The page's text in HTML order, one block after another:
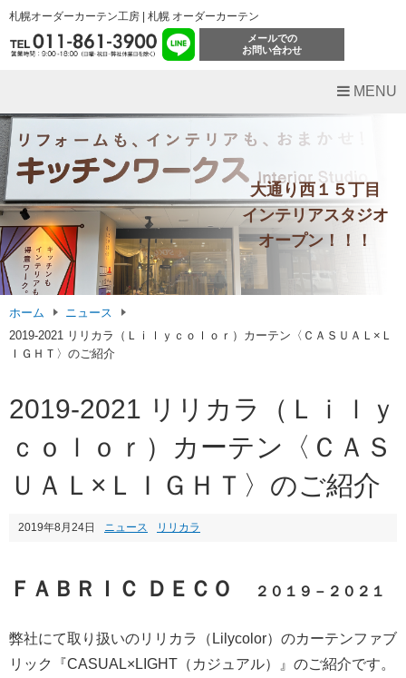
札幌オーダーカーテン工房 | 札幌 オーダーカーテン
メールでの
お問い合わせ
MENU
大通り西１５丁目
インテリアスタジオ
オープン！！！
ホーム
ニュース
2019-2021 リリカラ（Ｌｉｌｙｃｏｌｏｒ）カーテン〈ＣＡＳＵＡＬ×Ｌ
ＩＧＨＴ〉のご紹介
2019-2021 リリカラ（Ｌｉｌｙ
ｃｏｌｏｒ）カーテン〈ＣＡＳ
ＵＡＬ×ＬＩＧＨＴ〉のご紹介
2019年8月24日 ニュース リリカラ
ＦＡＢＲＩＣ ＤＥＣＯ ２０１９－２０２１
弊社にて取り扱いのリリカラ（Lilycolor）のカーテンファブ
リック『CASUAL×LIGHT（カジュアル）』のご紹介です。